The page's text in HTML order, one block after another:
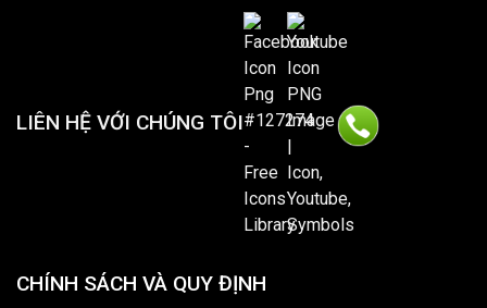
LIÊN HỆ VỚI CHÚNG TÔI
CHÍNH SÁCH VÀ QUY ĐỊNH